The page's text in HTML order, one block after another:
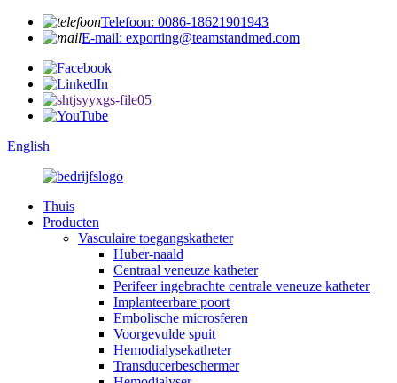
Telefoon: 0086-18621901943
E-mail: exporting@teamstandmed.com
English
Thuis
Producten
Vasculaire toegangskatheter
Huber-naald
Centraal veneuze katheter
Perifeer ingebrachte centrale veneuze katheter
Implanteerbare poort
Embolische microsferen
Voorgevulde spuit
Hemodialysekatheter
Transducerbeschermer